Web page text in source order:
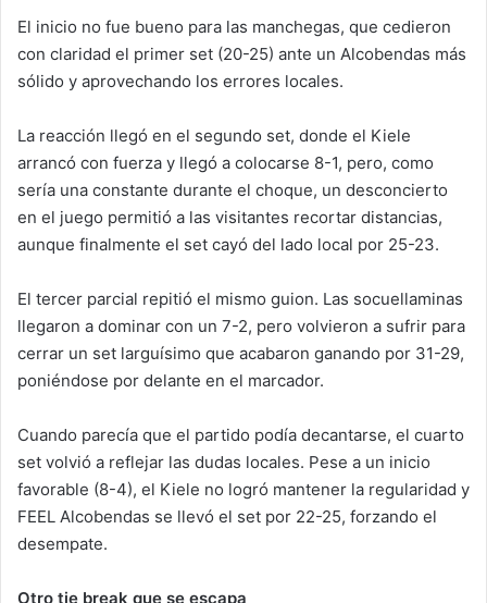
El inicio no fue bueno para las manchegas, que cedieron
con claridad el primer set (20-25) ante un Alcobendas más
sólido y aprovechando los errores locales.
La reacción llegó en el segundo set, donde el Kiele
arrancó con fuerza y llegó a colocarse 8-1, pero, como
sería una constante durante el choque, un desconcierto
en el juego permitió a las visitantes recortar distancias,
aunque finalmente el set cayó del lado local por 25-23.
El tercer parcial repitió el mismo guion. Las socuellaminas
llegaron a dominar con un 7-2, pero volvieron a sufrir para
cerrar un set larguísimo que acabaron ganando por 31-29,
poniéndose por delante en el marcador.
Cuando parecía que el partido podía decantarse, el cuarto
set volvió a reflejar las dudas locales. Pese a un inicio
favorable (8-4), el Kiele no logró mantener la regularidad y
FEEL Alcobendas se llevó el set por 22-25, forzando el
desempate.
Otro tie break que se escapa